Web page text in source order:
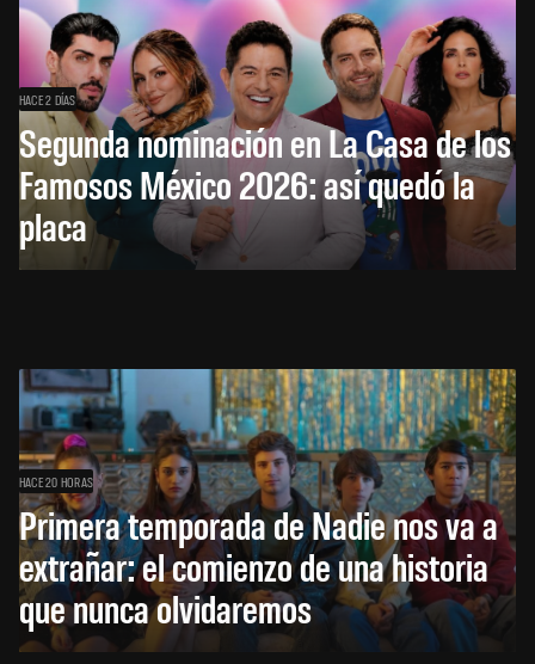
HACE 2 DÍAS
Segunda nominación en La Casa de los
Famosos México 2026: así quedó la
placa
HACE 20 HORAS
Primera temporada de Nadie nos va a
extrañar: el comienzo de una historia
que nunca olvidaremos